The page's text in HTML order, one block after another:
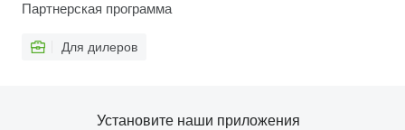
Партнерская программа
Для дилеров
Установите наши приложения